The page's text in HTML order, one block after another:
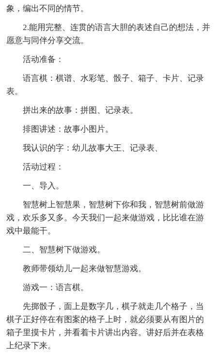
象，编出不同的情节。
2.能用完整、连贯的语言大胆的表述自己的想法，并
愿意与同伴分享交流。
活动准备：
语言棋：棋谱、水彩笔、骰子、箱子、卡片、记录
表。
拼出来的故事：拼图、记录表。
排图讲述：故事小图片。
我认识的字：幼儿故事大王、记录表、
活动过程：
一、导入。
智慧树上智慧果，智慧树下你和我，智慧树前做游
戏，欢乐多又多。今天我们一起来做游戏，比比谁在游
戏中最能干。
二、智慧树下做游戏。
教师带领幼儿一起来做智慧游戏。
游戏一：语言棋。
先掷骰子，面上是数字几，棋子就走几个格子，当
棋子正好停在有图案的格子上时，就必须要从有图片的
箱子里摸卡片，并看着卡片讲出内容。讲好后并在表格
上纪录下来。